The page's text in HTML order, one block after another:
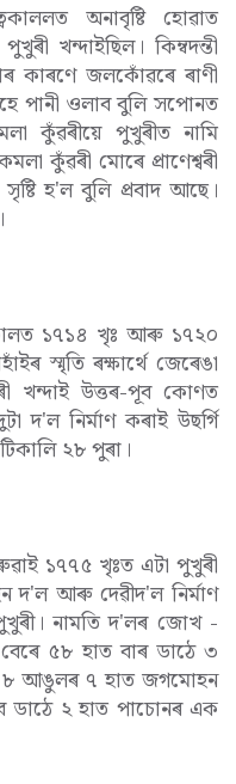
অনাবৃষ্টি হোৱাত
খন্দাইছিল। কিম্বদন্তী
কাৰণে জলকোঁৱৰে ৰাণী
পানী ওলাব বুলি সপোনত
কুঁৱৰীয়ে পুখুৰীত নামি
কুঁৱৰী মোৰে প্ৰাণেশ্বৰী
হ'ল বুলি প্ৰবাদ আছে।
১৭১৪ খৃঃ আৰু ১৭২০
স্মৃতি ৰক্ষাৰ্থে জেৰেঙা
খন্দাই উত্তৰ-পূব কোণত
দ'ল নিৰ্মাণ কৰাই উছৰ্গি
২৮ পুৰা।
১৭৭৫ খৃঃত এটা পুখুৰী
দ'ল আৰু দেৱীদ'ল নিৰ্মাণ
নামতি দ'লৰ জোখ -
৫৮ হাত বাৰ ডাঠে ৩
৮ আঙুলৰ ৭ হাত জগমোহন
ডাঠে ২ হাত পাচোনৰ এক